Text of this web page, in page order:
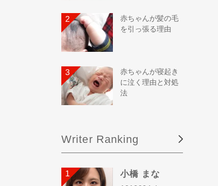
赤ちゃんが髪の毛
を引っ張る理由
赤ちゃんが寝起き
に泣く理由と対処
法
Writer Ranking
小橋 まな